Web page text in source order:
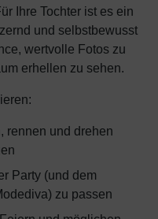
Ihre Tochter ist es ein
und selbstbewusst
wertvolle Fotos zu
erhellen zu sehen.
rennen und drehen
Party (und dem
zu passen